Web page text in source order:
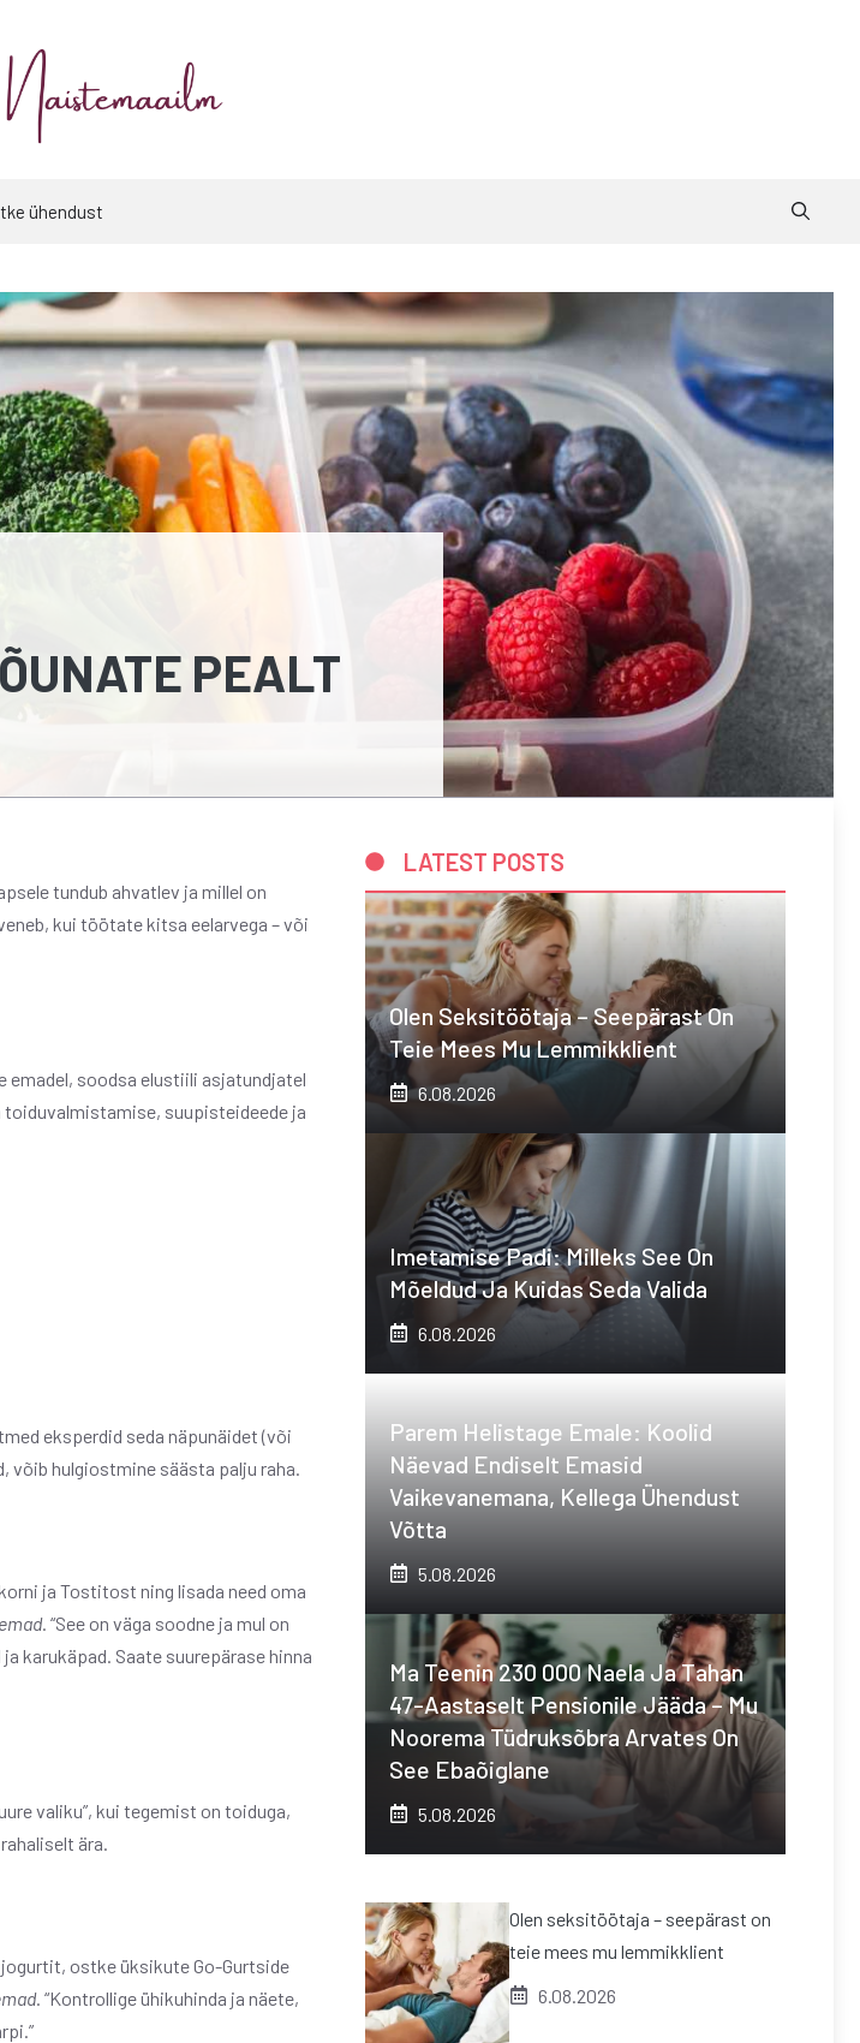
ühendust
PEALT
tundub ahvatlev ja millel on
kui töötate kitsa eelarvega – või
emadel, soodsa elustiili asjatundjatel
toiduvalmistamise, suupisteideede ja
eksperdid seda näpunäidet (või
hulgiostmine säästa palju raha.
ja Tostitost ning lisada need oma
. “See on väga soodne ja mul on
karukäpad. Saate suurepärase hinna
valiku”, kui tegemist on toiduga,
ära.
ostke üksikute Go-Gurtside
. “Kontrollige ühikuhinda ja näete,
LATEST POSTS
Olen Seksitöötaja – Seepärast On
Teie Mees Mu Lemmikklient
6.08.2026
Imetamise Padi: Milleks See On
Mõeldud Ja Kuidas Seda Valida
6.08.2026
Parem Helistage Emale: Koolid
Näevad Endiselt Emasid
Vaikevanemana, Kellega Ühendust
Võtta
5.08.2026
Ma Teenin 230 000 Naela Ja Tahan
47-Aastaselt Pensionile Jääda – Mu
Noorema Tüdruksõbra Arvates On
See Ebaõiglane
5.08.2026
Olen seksitöötaja – seepärast on
teie mees mu lemmikklient
6.08.2026